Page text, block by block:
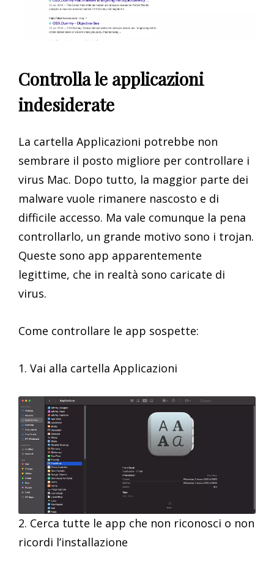
Controlla le applicazioni
indesiderate
La cartella Applicazioni potrebbe non
sembrare il posto migliore per controllare i
virus Mac. Dopo tutto, la maggior parte dei
malware vuole rimanere nascosto e di
difficile accesso. Ma vale comunque la pena
controllarlo, un grande motivo sono i trojan.
Queste sono app apparentemente
legittime, che in realtà sono caricate di
virus.
Come controllare le app sospette:
1. Vai alla cartella Applicazioni
2. Cerca tutte le app che non riconosci o non
ricordi l’installazione